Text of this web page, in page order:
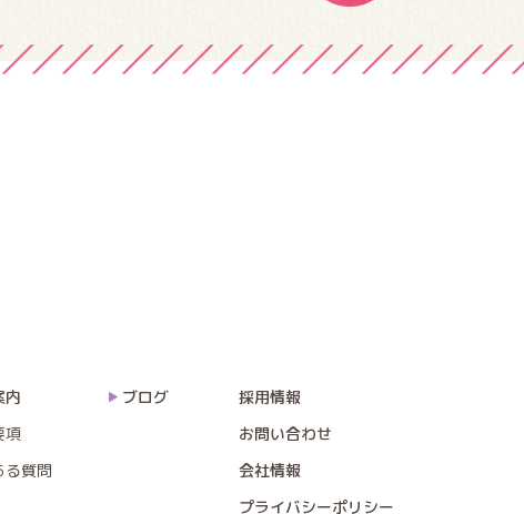
内
項
る質問
ブログ
採用情報
お問い合わせ
会社情報
プライバシーポリシー